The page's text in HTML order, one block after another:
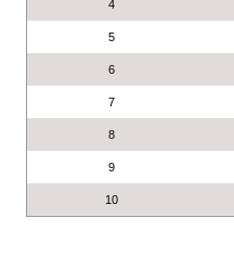
4
5
6
7
8
9
10